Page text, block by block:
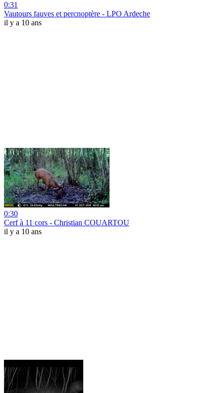
0:31
Vautours fauves et percnoptère - LPO Ardeche
il y a 10 ans
0:30
Cerf à 11 cors - Christian COUARTOU
il y a 10 ans